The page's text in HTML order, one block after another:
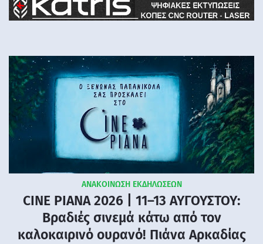
ΑΝΑΚΟΙΝΩΣΗ ΕΚΔΗΛΩΣΕΩΝ
CINE PIANA 2026 | 11–13 ΑΥΓΟΥΣΤΟΥ:
Βραδιές σινεμά κάτω από τον
καλοκαιρινό ουρανό! Πιάνα Αρκαδίας